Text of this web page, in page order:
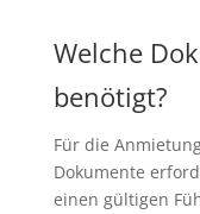
Welche
benötigt?
Für die
Dokumente
einen gültigen